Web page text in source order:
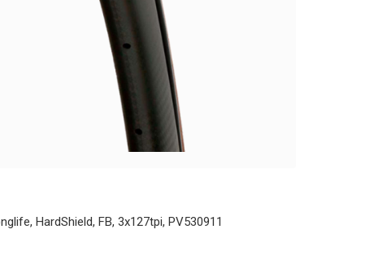
HardShield, FB, 3x127tpi, PV530911